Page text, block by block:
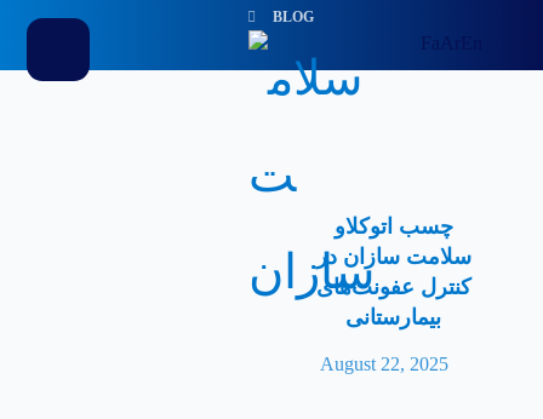
Fa
BLOG
چسب اتوکلاو
سلامت سازان در
کنترل عفونت‌های
بیمارستانی
August 22, 2025